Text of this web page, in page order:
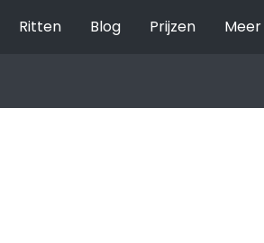
Ritten Blog Prijzen Meer